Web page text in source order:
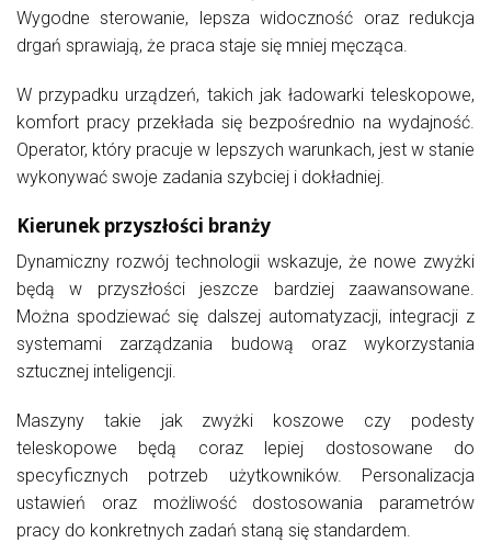
Wygodne sterowanie, lepsza widoczność oraz redukcja
drgań sprawiają, że praca staje się mniej męcząca.
W przypadku urządzeń, takich jak ładowarki teleskopowe,
komfort pracy przekłada się bezpośrednio na wydajność.
Operator, który pracuje w lepszych warunkach, jest w stanie
wykonywać swoje zadania szybciej i dokładniej.
Kierunek przyszłości branży
Dynamiczny rozwój technologii wskazuje, że nowe zwyżki
będą w przyszłości jeszcze bardziej zaawansowane.
Można spodziewać się dalszej automatyzacji, integracji z
systemami zarządzania budową oraz wykorzystania
sztucznej inteligencji.
Maszyny takie jak zwyżki koszowe czy podesty
teleskopowe będą coraz lepiej dostosowane do
specyficznych potrzeb użytkowników. Personalizacja
ustawień oraz możliwość dostosowania parametrów
pracy do konkretnych zadań staną się standardem.